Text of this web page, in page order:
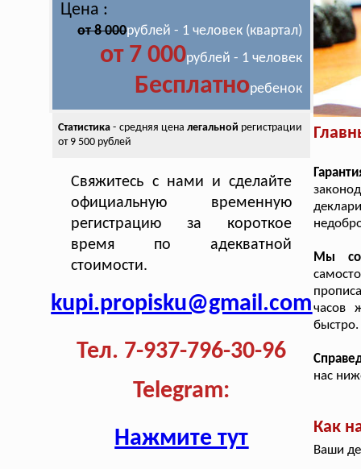
Цена :
от 8 000рублей - 1 человек (квартал)
от 7 000рублей - 1 человек
Бесплатноребенок
Статистика- средняя ценалегальной регистрации
от 9 500 рублей
Свяжитесь с нами и сделайте
официальную временную
регистрацию за короткое
время по адекватной
стоимости.
kupi.propisku@gmail.com
Тел. 7-937-796-30-96
Telegram:
Нажмите тут
Мы
часов
быстро.
нас
Как
Ваши